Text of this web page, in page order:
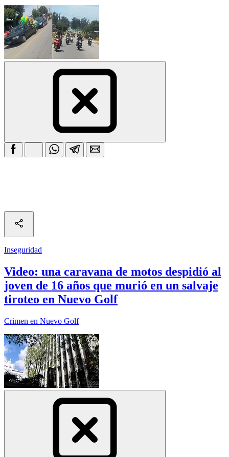
Inseguridad
Video: una caravana de motos despidió al
joven de 16 años que murió en un salvaje
tiroteo en Nuevo Golf
Crimen en Nuevo Golf